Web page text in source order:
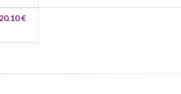
20.10 €